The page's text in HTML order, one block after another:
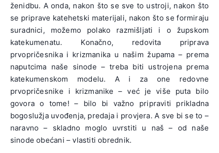
ženidbu. A onda, nakon što se sve to ustroji, nakon što
se priprave katehetski materijali, nakon što se formiraju
suradnici, možemo polako razmišljati i o župskom
katekumenatu. Konačno, redovita priprava
prvopričesnika i krizmanika u našim župama – prema
naputcima naše sinode – treba biti ustrojena prema
katekumenskom modelu. A i za one redovne
prvopričesnike i krizmanike – već je više puta bilo
govora o tome! – bilo bi važno pripraviti prikladna
bogoslužja uvođenja, predaja i provjera. A sve bi se to –
naravno – skladno moglo uvrstiti u naš – od naše
sinode obećani – vlastiti obrednik.